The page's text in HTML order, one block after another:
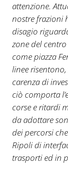
attenzione.
nostre frazioni
disagio
zone del
come piazza
linee
carenza di
ciò comporta
corse e ritardi
da adottare
dei percorsi
Ripoli di
trasporti ed in